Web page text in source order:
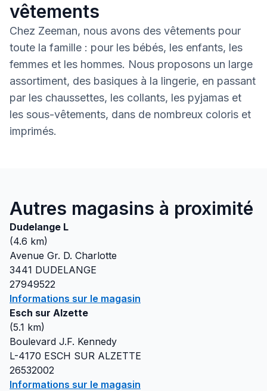
vêtements
Chez Zeeman, nous avons des vêtements pour
toute la famille : pour les bébés, les enfants, les
femmes et les hommes. Nous proposons un large
assortiment, des basiques à la lingerie, en passant
par les chaussettes, les collants, les pyjamas et
les sous-vêtements, dans de nombreux coloris et
imprimés.
Autres magasins à proximité
Dudelange L
(4.6 km)
Avenue Gr. D. Charlotte
3441 DUDELANGE
27949522
Informations sur le magasin
Esch sur Alzette
(5.1 km)
Boulevard J.F. Kennedy
L-4170 ESCH SUR ALZETTE
26532002
Informations sur le magasin